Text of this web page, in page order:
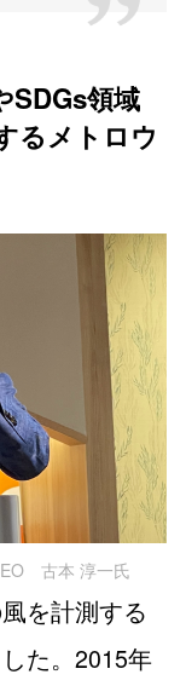
SDGs領域
るメトロウ
古本 淳一氏
を計測する
た。2015年